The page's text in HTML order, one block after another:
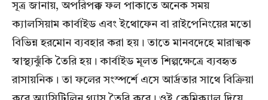
সূত্র জানায়, অপরিপক্ক ফল পাকাতে অনেক সময়
ক্যালসিয়াম কার্বাইড এবং ইথোফেন বা রাইপেনিংয়ের মতো
বিভিন্ন হরমোন ব্যবহার করা হয়। তাতে মানবদেহে মারাত্মক
স্বাস্থ্যঝুঁকি তৈরি হয়। কার্বাইড মূলত শিল্পক্ষেত্রে ব্যবহৃত
রাসায়নিক। তা ফলের সংস্পর্শে এসে আর্দ্রতার সাথে বিক্রিয়া